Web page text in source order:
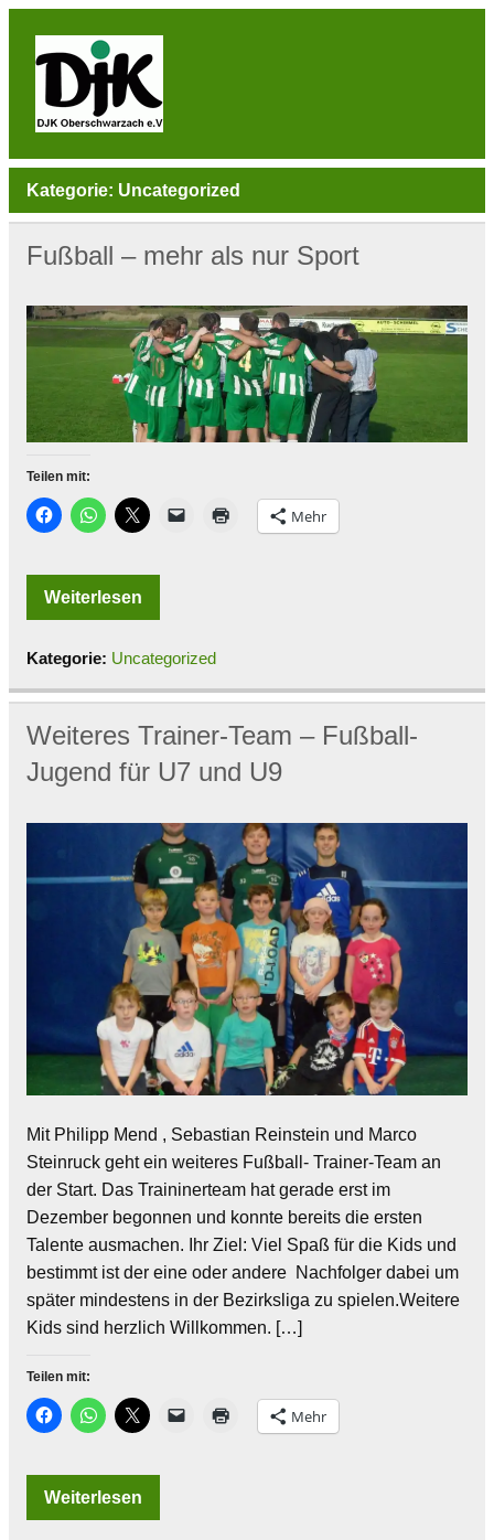
Skip
BEWEGEN! … Sport & Engagement
Kategorie: Uncategorized
Fußball – mehr als nur Sport
Teilen mit:
Mehr
Weiterlesen
Kategorie: Uncategorized
Weiteres Trainer-Team – Fußball-
Jugend für U7 und U9
Mit Philipp Mend , Sebastian Reinstein und Marco
Steinruck geht ein weiteres Fußball- Trainer-Team an
der Start. Das Traininerteam hat gerade erst im
Dezember begonnen und konnte bereits die ersten
Talente ausmachen. Ihr Ziel: Viel Spaß für die Kids und
bestimmt ist der eine oder andere Nachfolger dabei um
später mindestens in der Bezirksliga zu spielen.Weitere
Kids sind herzlich Willkommen. […]
Teilen mit:
Mehr
Weiterlesen